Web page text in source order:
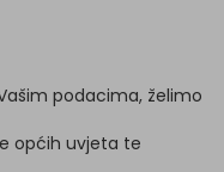
podacima, želimo
općih uvjeta te